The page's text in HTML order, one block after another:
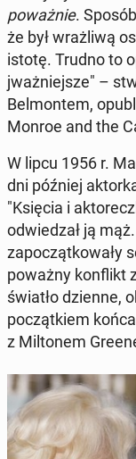
poważnie.
że był wrażli­wą
istotę. Trudno to
jważniejsze" –
Bel­montem,
Monroe and the
W lipcu 1956 r.
dni później
"Księcia i
odwiedzał ją
za­poc­zątkowały
poważny kon­flikt
światło dzienne,
początkiem
z Mil­tonem